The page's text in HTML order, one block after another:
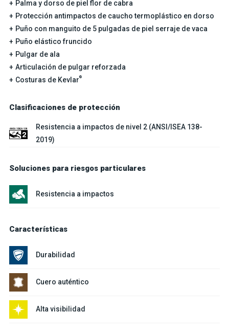
Palma y dorso de piel flor de cabra
Protección antimpactos de caucho termoplástico en dorso
Puño con manguito de 5 pulgadas de piel serraje de vaca
Puño elástico fruncido
Pulgar de ala
Articulación de pulgar reforzada
Costuras de Kevlar®
Clasificaciones de protección
Resistencia a impactos de nivel 2 (ANSI/ISEA 138-
2019)
Soluciones para riesgos particulares
Resistencia a impactos
Características
Durabilidad
Cuero auténtico
Alta visibilidad